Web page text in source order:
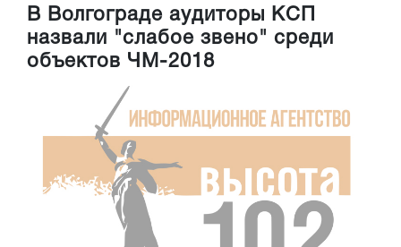
В Волгограде аудиторы КСП
назвали "слабое звено" среди
объектов ЧМ-2018